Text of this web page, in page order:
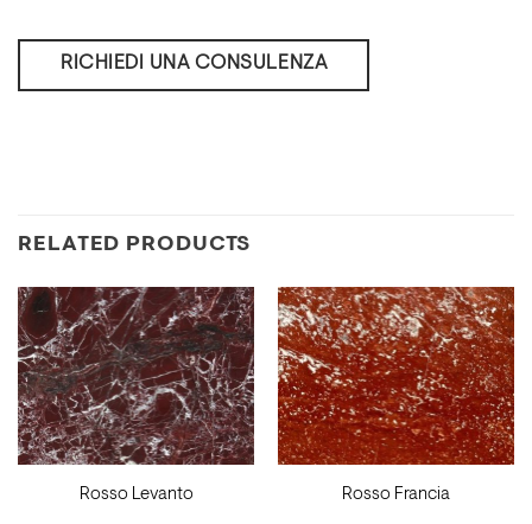
RICHIEDI UNA CONSULENZA
RELATED PRODUCTS
Rosso Levanto Rosso Francia